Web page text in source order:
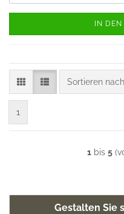
IN DEN
Sortieren nach
Sortieren nach
1
1bis 5
Gestalten Sie